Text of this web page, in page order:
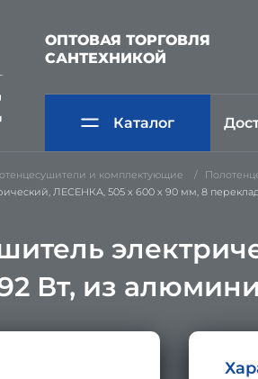
ОПТОВАЯ ТОРГОВЛЯ
САНТЕХНИКОЙ
Каталог
и комплектующие
ЛЕСЕНКА, 505 х 600 х 90 мм, 8
Вт, из